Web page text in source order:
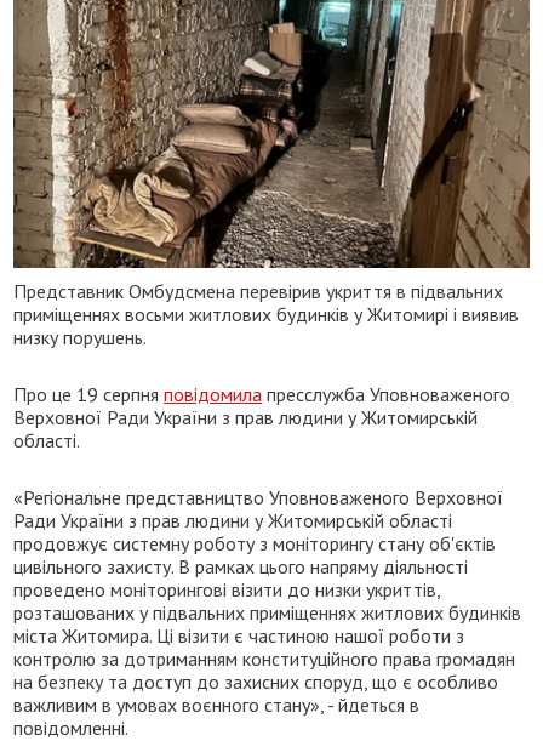
Представник Омбудсмена перевірив укриття в підвальних
приміщеннях восьми житлових будинків у Житомирі і виявив
низку порушень.
Про це 19 серпняповідомила пресслужба Уповноваженого
Верховної Ради України з прав людини у Житомирській
області.
«Регіональне представництво Уповноваженого Верховної
Ради України з прав людини у Житомирській області
продовжує системну роботу з моніторингу стану об'єктів
цивільного захисту. В рамках цього напряму діяльності
проведено моніторингові візити до низки укриттів,
розташованих у підвальних приміщеннях житлових будинків
міста Житомира. Ці візити є частиною нашої роботи з
контролю за дотриманням конституційного права громадян
на безпеку та доступ до захисних споруд, що є особливо
важливим в умовах воєнного стану», - йдеться в
повідомленні.